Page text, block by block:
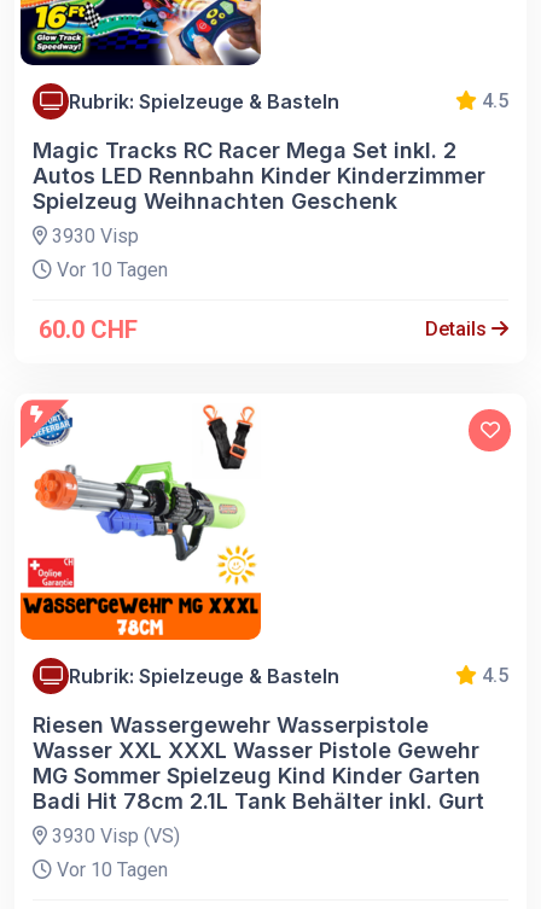
Rubrik: Spielzeuge & Basteln 4.5
Magic Tracks RC Racer Mega Set inkl. 2
Autos LED Rennbahn Kinder Kinderzimmer
Spielzeug Weihnachten Geschenk
3930 Visp
Vor 10 Tagen
60.0 CHF Details
Rubrik: Spielzeuge & Basteln 4.5
Riesen Wassergewehr Wasserpistole
Wasser XXL XXXL Wasser Pistole Gewehr
MG Sommer Spielzeug Kind Kinder Garten
Badi Hit 78cm 2.1L Tank Behälter inkl. Gurt
3930 Visp (VS)
Vor 10 Tagen